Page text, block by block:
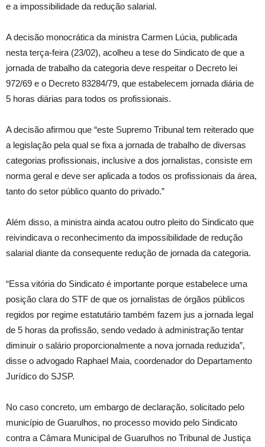
e a impossibilidade da redução salarial.
A decisão monocrática da ministra Carmen Lúcia, publicada
nesta terça-feira (23/02), acolheu a tese do Sindicato de que a
jornada de trabalho da categoria deve respeitar o Decreto lei
972/69 e o Decreto 83284/79, que estabelecem jornada diária de
5 horas diárias para todos os profissionais.
A decisão afirmou que “este Supremo Tribunal tem reiterado que
a legislação pela qual se fixa a jornada de trabalho de diversas
categorias profissionais, inclusive a dos jornalistas, consiste em
norma geral e deve ser aplicada a todos os profissionais da área,
tanto do setor público quanto do privado.”
Além disso, a ministra ainda acatou outro pleito do Sindicato que
reivindicava o reconhecimento da impossibilidade de redução
salarial diante da consequente redução de jornada da categoria.
“Essa vitória do Sindicato é importante porque estabelece uma
posição clara do STF de que os jornalistas de órgãos públicos
regidos por regime estatutário também fazem jus a jornada legal
de 5 horas da profissão, sendo vedado à administração tentar
diminuir o salário proporcionalmente a nova jornada reduzida”,
disse o advogado Raphael Maia, coordenador do Departamento
Jurídico do SJSP.
No caso concreto, um embargo de declaração, solicitado pelo
município de Guarulhos, no processo movido pelo Sindicato
contra a Câmara Municipal de Guarulhos no Tribunal de Justiça